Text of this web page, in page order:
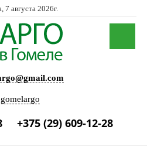
7 августа 2026г.
+375 (29) 609-12-28